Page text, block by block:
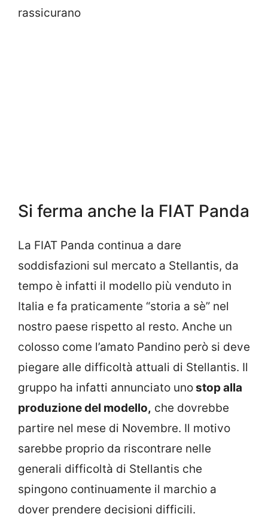
rassicurano
Si ferma anche la FIAT Panda
La FIAT Panda continua a dare
soddisfazioni sul mercato a Stellantis, da
tempo è infatti il modello più venduto in
Italia e fa praticamente “storia a sè” nel
nostro paese rispetto al resto. Anche un
colosso come l’amato Pandino però si deve
piegare alle difficoltà attuali di Stellantis. Il
gruppo ha infatti annunciato unostop alla
produzione del modello, che dovrebbe
partire nel mese di Novembre. Il motivo
sarebbe proprio da riscontrare nelle
generali difficoltà di Stellantis che
spingono continuamente il marchio a
dover prendere decisioni difficili.